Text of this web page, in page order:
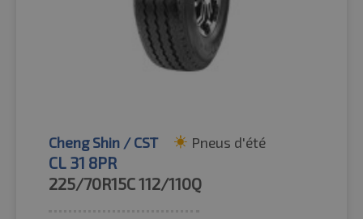
Cheng Shin / CST Pneus d'été
CL 31 8PR
225/70R15C112/110Q